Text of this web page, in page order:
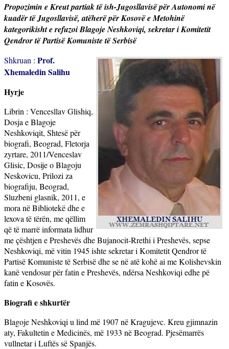
Propozimin e Kreut partiak të ish-Jugosllavisë për Autonomi në
kuadër të Jugosllavisë, atëherë për Kosovë e Metohinë
kategorikisht e refuzoi Blagoje Neshkoviqi, sekretar i Komitetit
Qendror të Partisë Komuniste të Serbisë
Shkruan : Prof.
Xhemaledin Salihu
Hyrje
Librin : Vencesllav Glishiq,
Dosja e Blagoje
Neshkoviqit, Shtesë për
biografi, Beograd, Fletorja
zyrtare, 2011/Venceslav
Glisic, Dosije o Blagoju
Neskovicu, Prilozi za
biografiju, Beograd,
Sluzbeni glasnik, 2011, e
mora në Bibliotekë dhe e
lexova të tërën, me qëllim
që të marrë informata lidhur
me çështjen e Preshevës dhe Bujanocit-Rrethi i Preshevës, sepse
Neshkoviqi, më vitin 1945 ishte sekretar i Komitetit Qendror të
Partisë Komuniste të Serbisë dhe se në atë kohë ai me Kolishevskin
kanë vendosur për fatin e Preshevës, ndërsa Neshkoviqi edhe pë
fatin e Kosovës.
Biografi e shkurtër
Blagoje Neshkoviqi u lind më 1907 në Kragujevc. Kreu gjimnazin
aty, Fakultetin e Medicinës, më 1933 në Beograd. Pjesëmarrës
vullnetar i Luftës së Spanjës.